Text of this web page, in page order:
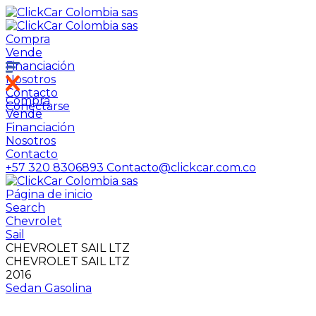
Compra
Vende
Financiación
Nosotros
Contacto
Conectarse
Compra
Vende
Financiación
Nosotros
Contacto
+57 320 8306893 Contacto@clickcar.com.co
Página de inicio
Search
Chevrolet
Sail
CHEVROLET SAIL LTZ
CHEVROLET SAIL LTZ
2016
Sedan Gasolina